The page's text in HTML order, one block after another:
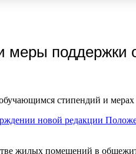
меры поддержки
стипендий и
новой редакции
жилых помещений в